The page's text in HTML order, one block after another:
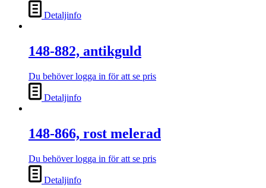
Detaljinfo
148-882, antikguld
Du behöver logga in för att se pris
Detaljinfo
148-866, rost melerad
Du behöver logga in för att se pris
Detaljinfo